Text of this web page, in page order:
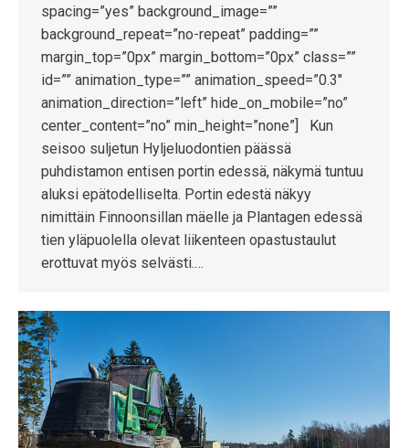
spacing=”yes” background_image=””
background_repeat=”no-repeat” padding=””
margin_top=”0px” margin_bottom=”0px” class=””
id=”” animation_type=”” animation_speed=”0.3″
animation_direction=”left” hide_on_mobile=”no”
center_content=”no” min_height=”none”] Kun
seisoo suljetun Hyljeluodontien päässä
puhdistamon entisen portin edessä, näkymä tuntuu
aluksi epätodelliselta. Portin edestä näkyy
nimittäin Finnoonsillan mäelle ja Plantagen edessä
tien yläpuolella olevat liikenteen opastustaulut
erottuvat myös selvästi.…